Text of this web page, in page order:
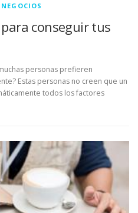
NEGOCIOS
conseguir tus
personas prefieren
Estas personas no creen que un
todos los factores